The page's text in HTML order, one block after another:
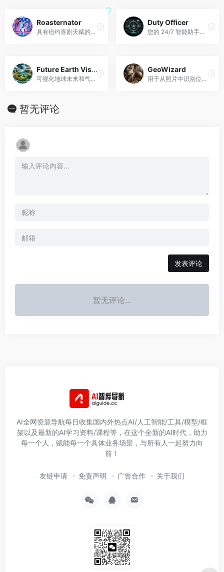
Roasternator
具有纽约喜剧天赋的机智烘焙师
Duty Officer
您的 24/7 智能助手，擅长管理紧急响应。应对多种场景，提供实时数据分析、资源协调和决策支持，实现高效的危机管理
Future Earth Visionary
可视化地球未来和气候变化影响的指南。
GeoWizard
用于从照片中识别位置。
暂无评论
发表评论
暂无评论...
AI全网资源导航每日收集国内外热点AI/人工智能/工具/模型/框
架以及最新的AI学习资料/课程等，在这个全新的AI时代，助力
每一个人，赋能每一个具体业务场景，与所有人一起努力向
前！
友链申请 免责声明 广告合作 关于我们